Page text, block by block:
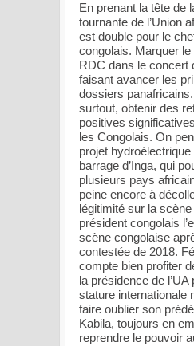
En prenant la tête de
tournante de l’Union
est double pour le
congolais. Marquer le
RDC dans le concert
faisant avancer les
dossiers
surtout, obtenir des
positives
les Congolais. On
projet hydroélectrique
barrage d’Inga, qui
plusieurs pays
peine encore à
légitimité sur la
président congolais
scène congolaise
contestée de 2018.
compte bien profiter
la présidence de
stature internationale
faire oublier son
Kabila, toujours en
reprendre le pouvoir